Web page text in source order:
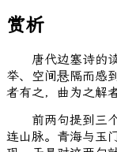
赏析
唐代边塞诗的读
举、空间悬隔而感
者有之，曲为之解
前两句提到三个
连山脉。青海与玉